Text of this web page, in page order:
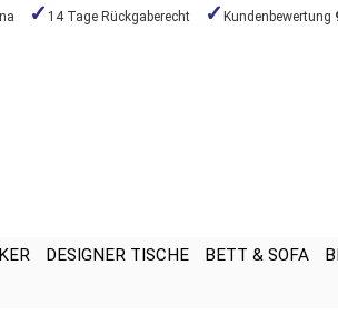
14 Tage Rückgaberecht Kundenbewertung
DESIGNER TISCHE BETT & SOFA